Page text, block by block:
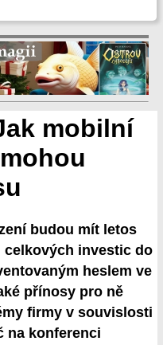
mobilní
budou mít letos
celkových investic do
heslem ve
přínosy pro ně
firmy v souvislosti
na konferenci